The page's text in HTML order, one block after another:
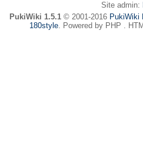
Site admin:
PukiWiki 1.5.1© 2001-2016 PukiWiki
180style. Powered by PHP .